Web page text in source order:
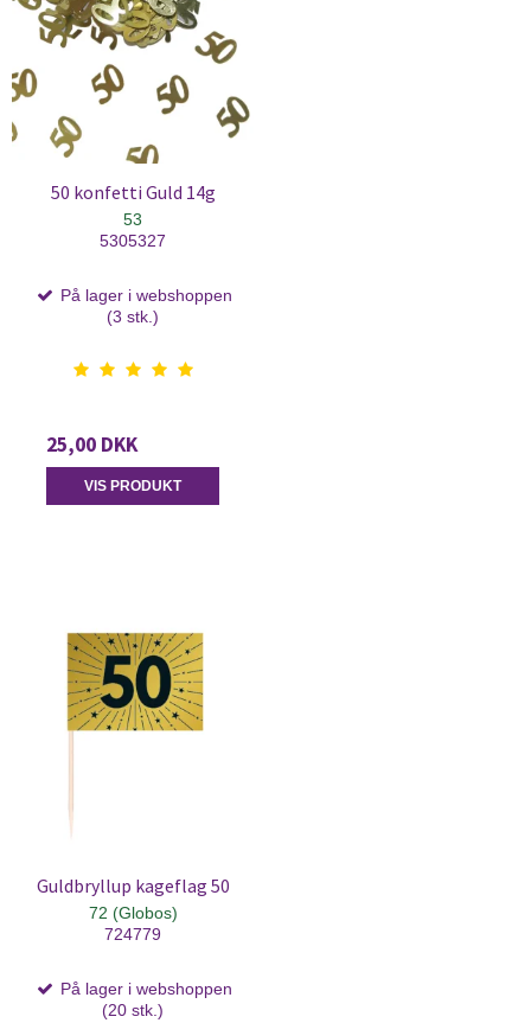
50 konfetti Guld 14g
53
5305327
På lager i webshoppen
(3 stk.)
25,00 DKK
VIS PRODUKT
Guldbryllup kageflag 50
72 (Globos)
724779
På lager i webshoppen
(20 stk.)